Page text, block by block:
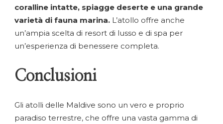
coralline intatte, spiagge deserte e una grande
varietà di fauna marina. L’atollo offre anche
un’ampia scelta di resort di lusso e di spa per
un’esperienza di benessere completa.
Conclusioni
Gli atolli delle Maldive sono un vero e proprio
paradiso terrestre, che offre una vasta gamma di